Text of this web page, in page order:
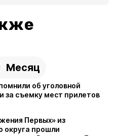
Месяц
об уголовной
за съемку мест прилетов
Первых» из
округа прошли